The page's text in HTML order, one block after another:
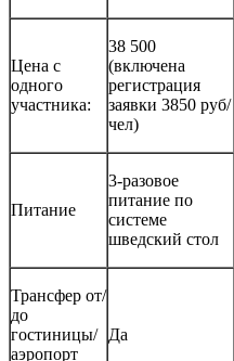
Цена с
одного
участника:
38 500
(включена
регистрация
заявки 3850 руб/
чел)
Питание
3-разовое
питание по
системе
шведский стол
Трансфер от/
до
гостиницы/
аэропорт
Да